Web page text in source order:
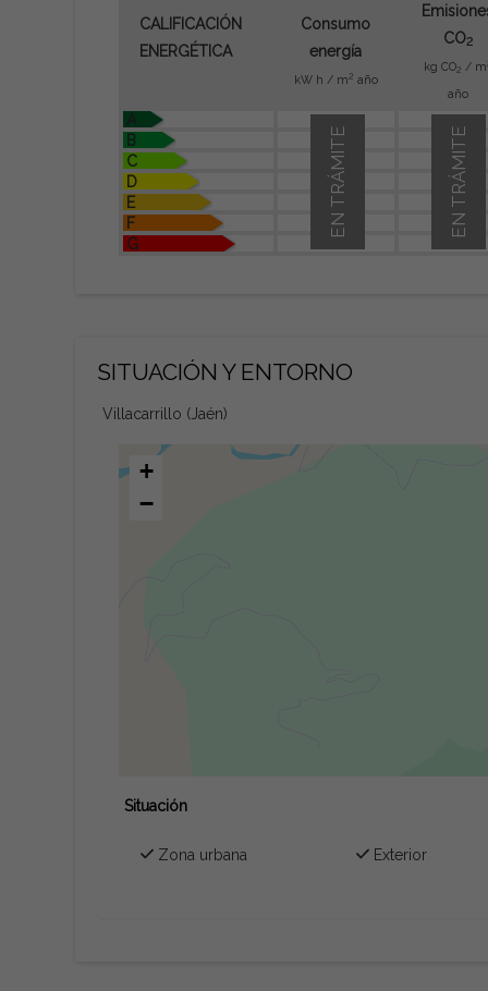
CALIFICACIÓN
ENERGÉTICA
Consumo
energía
kW h / m 2 año
CO2
kg CO2 / m
año
A
B
C
D
E
F
G
EN TRÁMITE
EN TRÁMITE
SITUACIÓN Y ENTORNO
Villacarrillo (Jaén)
+
−
Situación
Zona urbana Exterior